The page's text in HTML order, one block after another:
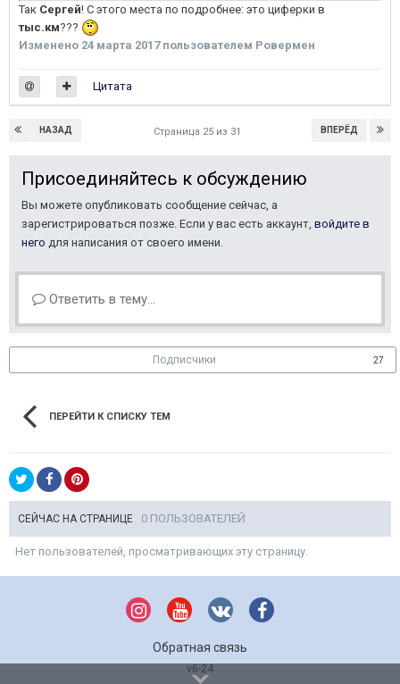
Так Сергей! С этого места по подробнее: это циферки в
тыс.км???
Изменено 24 марта 2017пользователем Ровермен
Цитата
НАЗАД ВПЕРЁД
Страница 25 из 31
Присоединяйтесь к обсуждению
Вы можете опубликовать сообщение сейчас, а
зарегистрироваться позже. Если у вас есть аккаунт, войдите в
него для написания от своего имени.
Ответить в тему...
Подписчики 27
ПЕРЕЙТИ К СПИСКУ ТЕМ
СЕЙЧАС НА СТРАНИЦЕ 0 ПОЛЬЗОВАТЕЛЕЙ
Нет пользователей, просматривающих эту страницу.
Обратная связь
v6-24